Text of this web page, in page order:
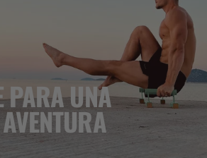
PARA UNA